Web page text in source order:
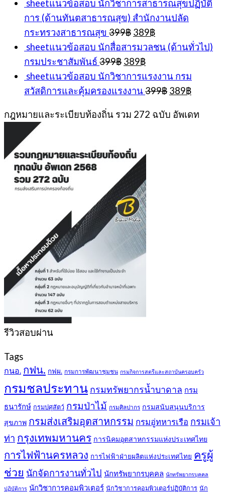
sheetแนวข้อสอบ นักวิชาการสาธารณสุขปฏิบัติ
การ (ด้านทันตสาธารณสุข) สำนักงานปลัด
กระทรวงสาธารณสุข 399฿ Original
was:
399฿.
389฿Current
price
is:
sheetแนวข้อสอบ นักสื่อสารมวลชน (ด้านทั่วไป)
กรมประชาสัมพันธ์ 399฿ Original
was:
399฿.
389฿Current
is:
389฿.
sheetแนวข้อสอบ นักวิชาการแรงงาน กรม
สวัสดิการและคุ้มครองแรงงาน 399฿ Original
was:
389฿Current
is:
กฎหมายและระเบียบท้องถิ่น รวม 272 ฉบับ อัพเดท
รีวิวสอบผ่าน
Tags
กนอ. กฟน. กฟผ. กรมการพัฒนาชุมชน กรมกิจการสตรีและสถาบันครอบครัว
กรมชลประทาน กรมทรัพยากรน้ำบาดาล กรม
ธนารักษ์ กรมปศุสัตว์ กรมป่าไม้ กรมศิลปากร กรมสนับสนุนบริการ
สุขภาพ กรมส่งเสริมอุตสาหกรรม กรมอู่ทหารเรือ กรมเจ้า
ท่า กรุงเทพมหานคร การนิคมอุตสาหกรรมแห่งประเทศไทย
การไฟฟ้านครหลวง การไฟฟ้าฝ่ายผลิตแห่งประเทศไทย ครูผู้
ช่วย นักจัดการงานทั่วไป นักทรัพยากรบุคคล นักทรัพยากรบุคคล
ปฏิบัติการ นักวิชาการคอมพิวเตอร์ นักวิชาการคอมพิวเตอร์ปฏิบัติการ นัก